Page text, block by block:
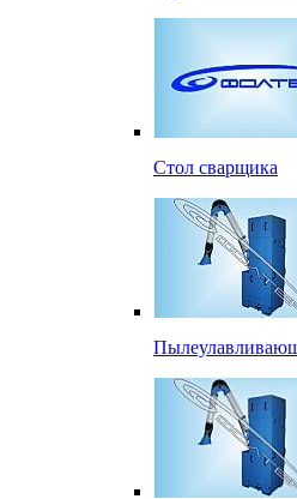
Стол сварщика